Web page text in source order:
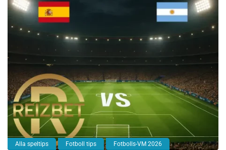
Alla speltips Fotboll tips Fotbolls-VM 2026